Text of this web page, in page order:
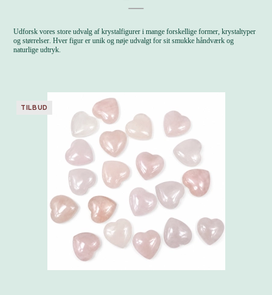
Udforsk vores store udvalg af krystalfigurer i mange forskellige former, krystaltyper
og størrelser. Hver figur er unik og nøje udvalgt for sit smukke håndværk og
naturlige udtryk.
TILBUD